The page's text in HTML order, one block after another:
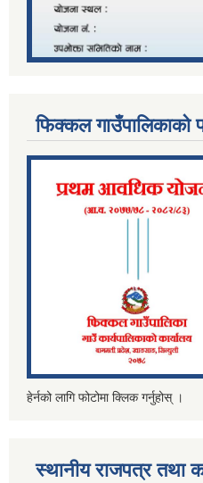
फिक्कल
हेर्नको लागि फोटोमा क्लिक गर्नुहोस् ।
स्थानीय राजपत्र तथा